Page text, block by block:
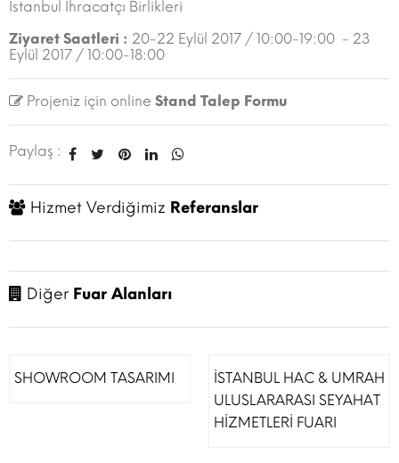
Istanbul Ihracatçı Birlikleri
Ziyaret Saatleri : 20-22 Eylül 2017 / 10:00-19:00 - 23
Eylül 2017 / 10:00-18:00
Projeniz için online Stand Talep Formu
Paylaş :
Hizmet Verdiğimiz Referanslar
Diğer Fuar Alanları
SHOWROOM TASARIMI
İSTANBUL HAC & UMRAH
ULUSLARARASI SEYAHAT
HİZMETLERİ FUARI